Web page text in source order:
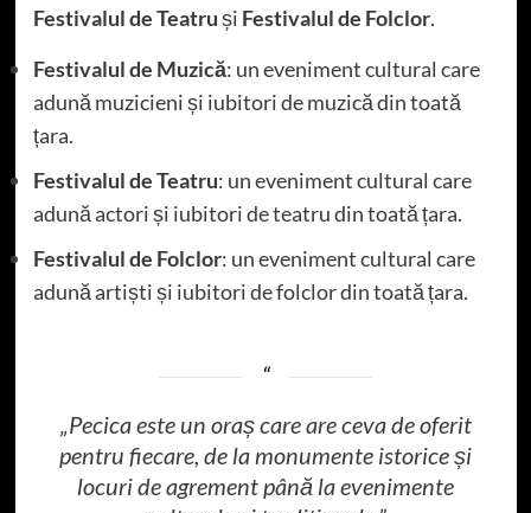
Festivalul de Teatruși Festivalul de Folclor.
Festivalul de Muzică: un eveniment cultural care
adună muzicieni și iubitori de muzică din toată
țara.
Festivalul de Teatru: un eveniment cultural care
adună actori și iubitori de teatru din toată țara.
Festivalul de Folclor: un eveniment cultural care
adună artiști și iubitori de folclor din toată țara.
„Pecica este un oraș care are ceva de oferit
pentru fiecare, de la monumente istorice și
locuri de agrement până la evenimente